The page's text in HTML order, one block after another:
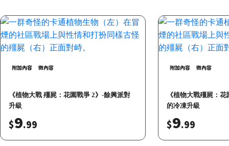
附加內容 微內容
《植物大戰 殭屍：花園戰爭 2》-餘興派對
升級
$9.99
附加內容 微內容
《植物大戰殭屍：
的冷凍升級
$9.99